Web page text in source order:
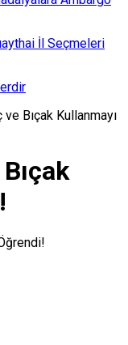
İl Seçmeleri
ve Bıçak Kullanmayı